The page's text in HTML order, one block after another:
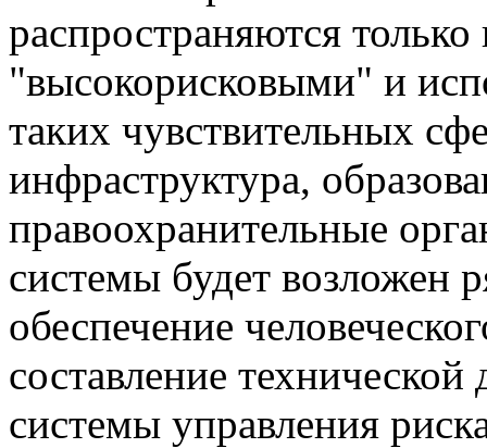
распространяются
"высокорисковыми" и
таких чувствительных
инфраструктура,
правоохранительные
системы будет возложен
обеспечение
составление
системы управления